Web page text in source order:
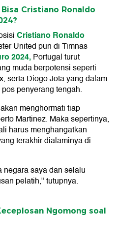
Cristiano Ronaldo
Cristiano Ronaldo
United pun di Timnas
2024,Portugal turut
muda berpotensi seperti
serta Diogo Jota yang dalam
penyerang tengah.
menghormati tiap
Martinez. Maka sepertinya,
harus menghangatkan
terakhir dialaminya di
saya dan selalu
pelatih," tutupnya.
Ngomong soal